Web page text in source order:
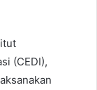
(CEDI),